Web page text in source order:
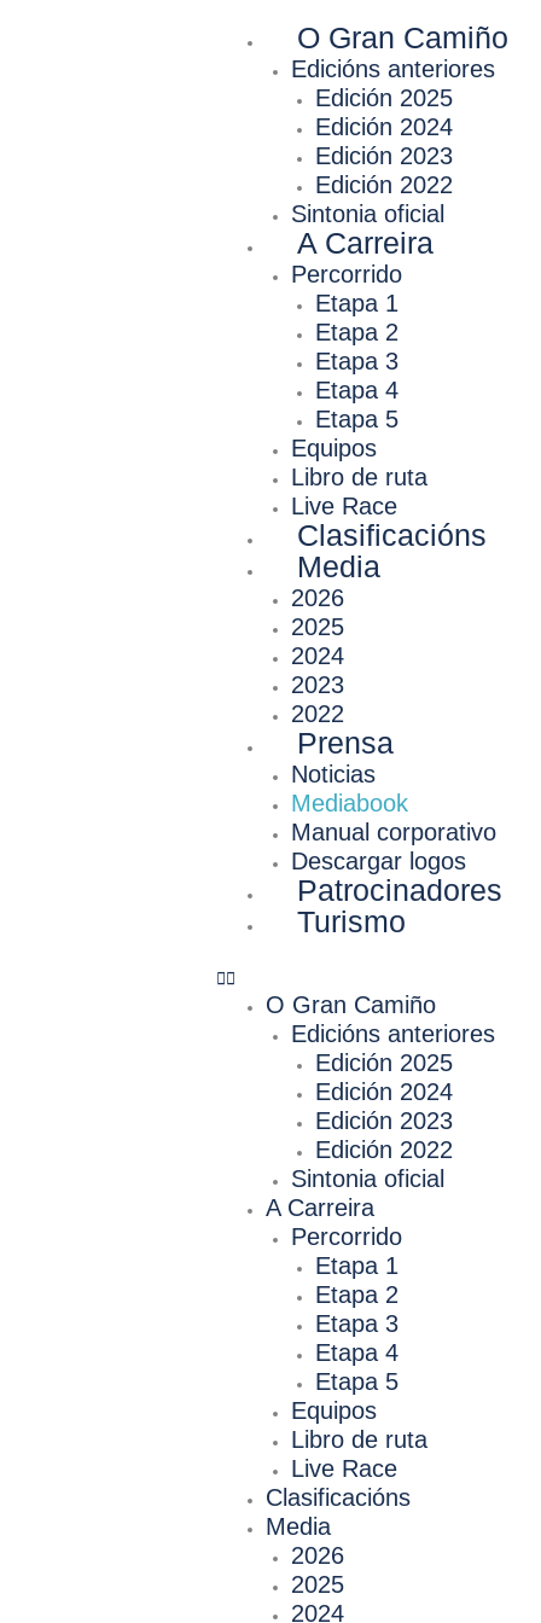
O Gran Camiño
Edicións anteriores
Edición 2025
Edición 2024
Edición 2023
Edición 2022
Sintonia oficial
A Carreira
Percorrido
Etapa 1
Etapa 2
Etapa 3
Etapa 4
Etapa 5
Equipos
Libro de ruta
Live Race
Clasificacións
Media
2026
2025
2024
2023
2022
Prensa
Noticias
Mediabook
Manual corporativo
Descargar logos
Patrocinadores
Turismo
O Gran Camiño
Edicións anteriores
Edición 2025
Edición 2024
Edición 2023
Edición 2022
Sintonia oficial
A Carreira
Percorrido
Etapa 1
Etapa 2
Etapa 3
Etapa 4
Etapa 5
Equipos
Libro de ruta
Live Race
Clasificacións
Media
2026
2025
2024